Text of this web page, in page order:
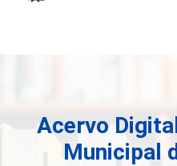
Acervo
Municipal